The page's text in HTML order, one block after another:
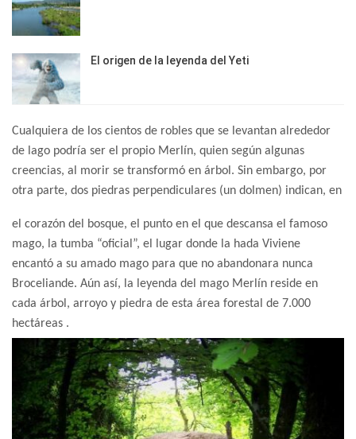
El origen de la leyenda del Yeti
Cualquiera de los cientos de robles que se levantan alrededor
de lago podría ser el propio Merlín, quien según algunas
creencias, al morir se transformó en árbol. Sin embargo, por
otra parte, dos piedras perpendiculares (un dolmen) indican, en
el corazón del bosque, el punto en el que descansa el famoso
mago, la tumba “oficial”, el lugar donde la hada Viviene
encantó a su amado mago para que no abandonara nunca
Broceliande. Aún así, la leyenda del mago Merlín reside en
cada árbol, arroyo y piedra de esta área forestal de 7.000
hectáreas .